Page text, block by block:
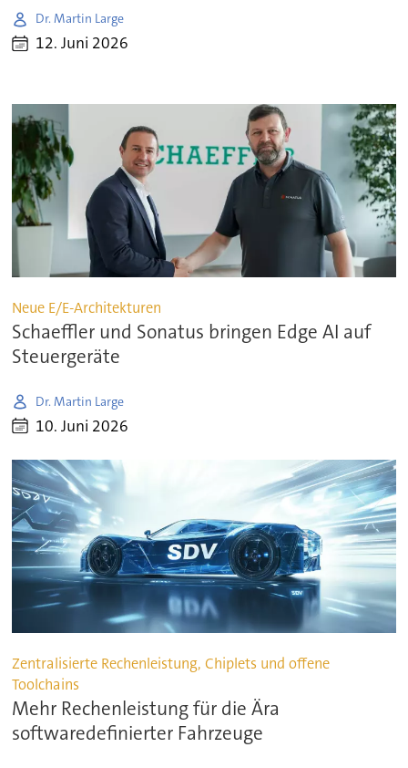
Dr. Martin Large
12. Juni 2026
Neue E/E-Architekturen
Schaeffler und Sonatus bringen Edge AI auf
Steuergeräte
Dr. Martin Large
10. Juni 2026
Zentralisierte Rechenleistung, Chiplets und offene
Toolchains
Mehr Rechenleistung für die Ära
softwaredefinierter Fahrzeuge